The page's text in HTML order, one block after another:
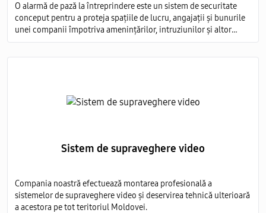
O alarmă de pază la întreprindere este un sistem de securitate
conceput pentru a proteja spațiile de lucru, angajații și bunurile
unei companii împotriva amenințărilor, intruziunilor și altor
evenimente nedorite.
Sistem de supraveghere video
Compania noastră efectuează montarea profesională a
sistemelor de supraveghere video și deservirea tehnică ulterioară
a acestora pe tot teritoriul Moldovei.